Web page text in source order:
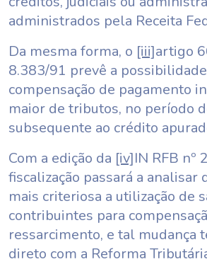
administrados pela Receita
Da mesma forma, o [iii]artigo
8.383/91 prevê a
compensação de pagamento
maior de tributos, no período
subsequente ao crédito
Com a edição da [iv]IN RFB nº
fiscalização passará a analisar
mais criteriosa a utilização de
contribuintes para
ressarcimento, e tal mudança
direto com a Reforma